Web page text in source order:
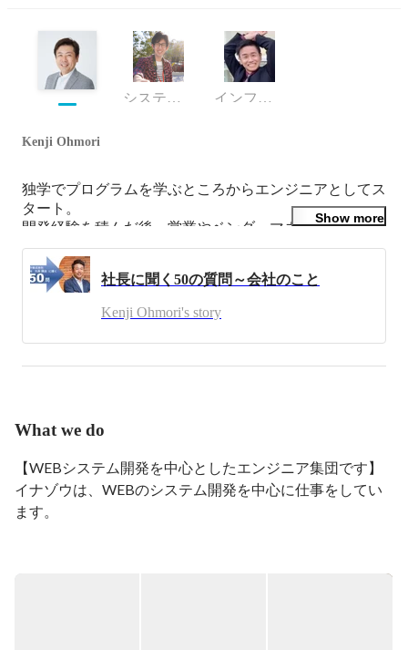
システム開発部 主任 インフラ・クラウドエンジニア
Kenji Ohmori
独学でプログラムを学ぶところからエンジニアとしてス
タート。
開発経験を積んだ後、営業やベンダーマネジメント、経
営に関わる業務等を兼任し、
現在、イナゾウ株式会社の代表を務めています。
Show more
社長に聞く50の質問～会社のこと
Kenji Ohmori's story
What we do
【WEBシステム開発を中心としたエンジニア集団です】
イナゾウは、WEBのシステム開発を中心に仕事をしてい
ます。